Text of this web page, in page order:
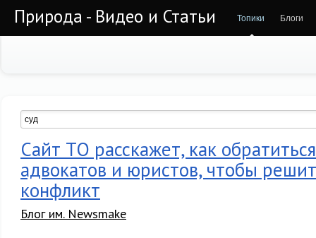
Природа - Видео и Статьи Топики Блоги
Сайт ТО расскажет, как
адвокатов и юристов, чтобы
конфликт
Блог им. Newsmake